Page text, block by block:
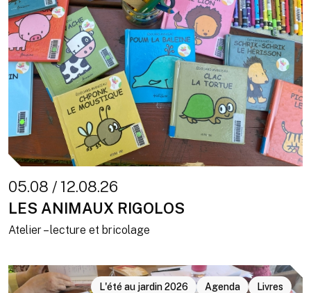
05.08 / 12.08.26
LES ANIMAUX RIGOLOS
Atelier – lecture et bricolage
L'été au jardin 2026 Agenda Livres